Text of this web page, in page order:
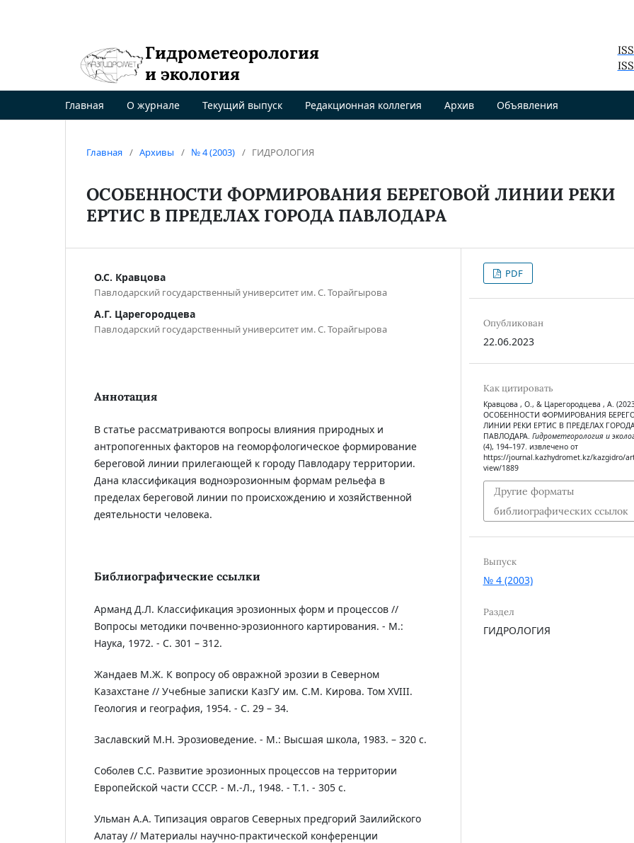
Гидрометеорология
и экология
Главная О журнале Текущий выпуск Редакционная коллегия Архив Объявления
Главная / Архивы / № 4 (2003) / ГИДРОЛОГИЯ
ОСОБЕННОСТИ ФОРМИРОВАНИЯ БЕРЕГОВОЙ ЛИНИИ РЕКИ
ЕРТИС В ПРЕДЕЛАХ ГОРОДА ПАВЛОДАРА
О.С. Кравцова
Павлодарский государственный университет им. С. Торайгырова
А.Г. Царегородцева
Павлодарский государственный университет им. С. Торайгырова
Аннотация
В статье рассматриваются вопросы влияния природных и
антропогенных факторов на геоморфологическое формирование
береговой линии прилегающей к городу Павлодару территории.
Дана классификация водноэрозионным формам рельефа в
пределах береговой линии по происхождению и хозяйственной
деятельности человека.
Библиографические ссылки
Арманд Д.Л. Классификация эрозионных форм и процессов //
Вопросы методики почвенно-эрозионного картирования. - М.:
Наука, 1972. - С. 301 – 312.
Жандаев М.Ж. К вопросу об овражной эрозии в Северном
Казахстане // Учебные записки КазГУ им. С.М. Кирова. Том XVIII.
Геология и география, 1954. - С. 29 – 34.
Заславский М.Н. Эрозиоведение. - М.: Высшая школа, 1983. – 320 с.
Соболев С.С. Развитие эрозионных процессов на территории
Европейской части СССР. - М.-Л., 1948. - Т.1. - 305 с.
Ульман А.А. Типизация оврагов Северных предгорий Заилийского
Алатау // Материалы научно-практической конференции
PDF
Опубликован
22.06.2023
Как цитировать
Кравцова , О., & Царегородцева , А.
ОСОБЕННОСТИ ФОРМИРОВАНИЯ
ЛИНИИ РЕКИ ЕРТИС В ПРЕДЕЛАХ
ПАВЛОДАРА. Гидрометеорология и
(4), 194–197. извлечено от
https://journal.kazhydromet.kz/kazgidro/
view/1889
Другие форматы
библиографических ссылок
Выпуск
№ 4 (2003)
Раздел
ГИДРОЛОГИЯ